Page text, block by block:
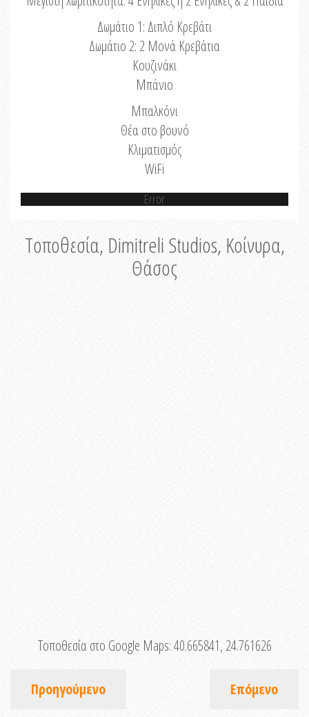
Δωμάτιο 1: Διπλό Κρεβάτι
Δωμάτιο 2: 2 Μονά Κρεβάτια
Κουζινάκι
Μπάνιο
Μπαλκόνι
Θέα στο βουνό
Κλιματισμός
WiFi
Error
Τοποθεσία, Dimitreli Studios, Κοίνυρα,
Θάσος
Τοποθεσία στο Google Maps:40.665841, 24.761626
Προηγούμενο Επόμενο